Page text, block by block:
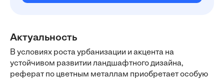
Актуальность
В условиях роста урбанизации и акцента на
устойчивом развитии ландшафтного дизайна,
реферат по цветным металлам приобретает особую